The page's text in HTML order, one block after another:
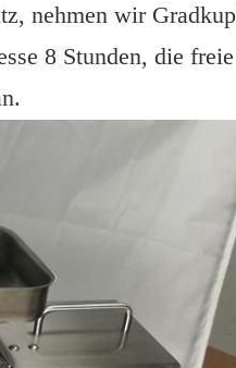
nehmen wir
8 Stunden, die